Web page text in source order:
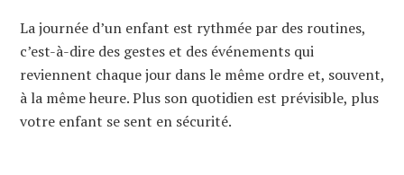
La journée d’un enfant est rythmée par des routines,
c’est-à-dire des gestes et des événements qui
reviennent chaque jour dans le même ordre et, souvent,
à la même heure. Plus son quotidien est prévisible, plus
votre enfant se sent en sécurité.